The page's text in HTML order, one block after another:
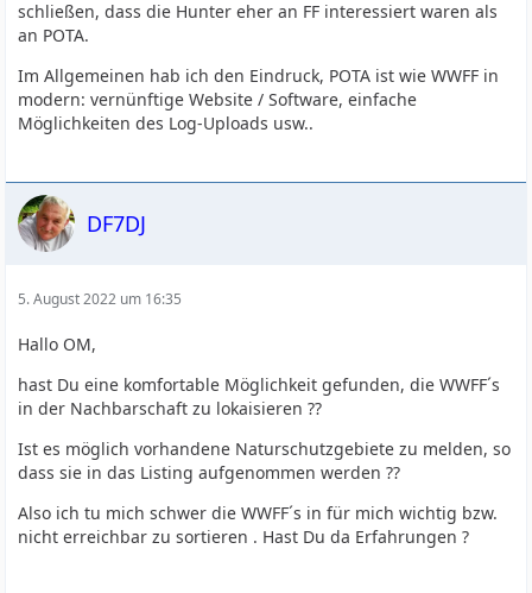
schließen, dass die Hunter eher an FF interessiert waren als
an POTA.
Im Allgemeinen hab ich den Eindruck, POTA ist wie WWFF in
modern: vernünftige Website / Software, einfache
Möglichkeiten des Log-Uploads usw..
DF7DJ
5. August 2022 um 16:35
Hallo OM,
hast Du eine komfortable Möglichkeit gefunden, die WWFF´s
in der Nachbarschaft zu lokaisieren ??
Ist es möglich vorhandene Naturschutzgebiete zu melden, so
dass sie in das Listing aufgenommen werden ??
Also ich tu mich schwer die WWFF´s in für mich wichtig bzw.
nicht erreichbar zu sortieren . Hast Du da Erfahrungen ?